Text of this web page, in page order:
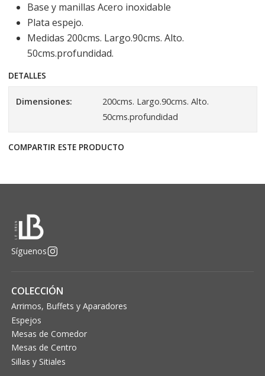
Base y manillas Acero inoxidable
Plata espejo.
Medidas 200cms. Largo.90cms. Alto.
50cms.profundidad.
DETALLES
Dimensiones:
200cms. Largo.90cms. Alto.
50cms.profundidad
COMPARTIR ESTE PRODUCTO
Síguenos
COLECCIÓN
Arrimos, Buffets y Aparadores
Espejos
Mesas de Comedor
Mesas de Centro
Sillas y Sitiales